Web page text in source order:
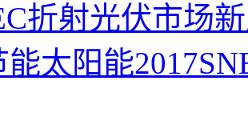
折射光伏市场
能太阳能